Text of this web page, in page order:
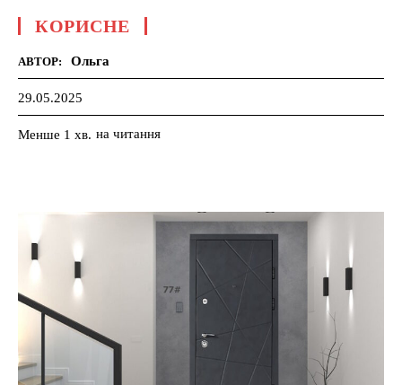
КОРИСНЕ
АВТОР: Ольга
29.05.2025
Менше 1 хв. на читання